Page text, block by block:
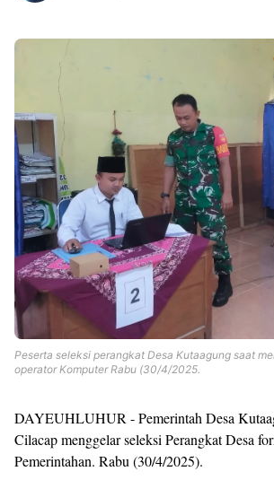
By
Raushan
Design
Shroff
Templates
Peserta seleksi perangkat Desa Kutaagung saat
operator Komputer Rabu (30/4/2025.
DAYEUHLUHUR - Pemerintah Desa
Cilacap menggelar seleksi Perangkat Desa
Pemerintahan. Rabu (30/4/2025).